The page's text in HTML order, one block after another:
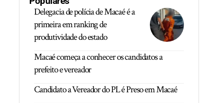
Delegacia de polícia de Macaé é a
primeira em ranking de
produtividade do estado
Macaé começa a conhecer os candidatos a
prefeito e vereador
Candidato a Vereador do PL é Preso em Macaé